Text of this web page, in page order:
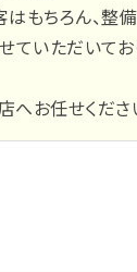
もちろん、整
いただいてお
お任せくださ